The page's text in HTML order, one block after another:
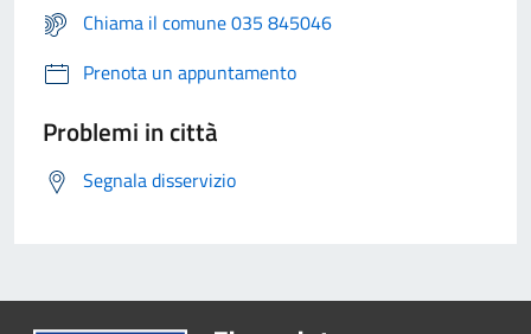
Chiama il comune 035 845046
Prenota un appuntamento
Problemi in città
Segnala disservizio